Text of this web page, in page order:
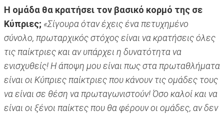
Η ομάδα θα κρατήσει τον βασικό κορμό της σε
Κύπριες; «Σίγουρα όταν έχεις ένα πετυχημένο
σύνολο, πρωταρχικός στόχος είναι να κρατήσεις όλες
τις παίκτριες και αν υπάρχει η δυνατότητα να
ενισχυθείς! Η άποψη μου είναι πως στα πρωταθλήματα
είναι οι Κύπριες παίκτριες που κάνουν τις ομάδες τους
να είναι σε θέση να πρωταγωνιστούν! Όσο καλοί και να
είναι οι ξένοι παίκτες που θα φέρουν οι ομάδες, αν δεν